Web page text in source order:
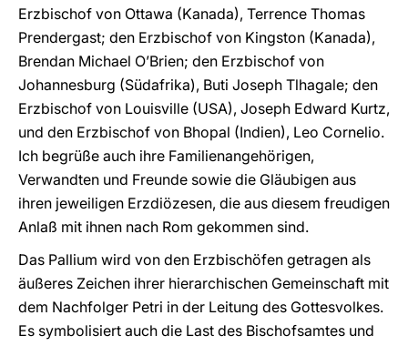
Erzbischof von Ottawa (Kanada), Terrence Thomas
Prendergast; den Erzbischof von Kingston (Kanada),
Brendan Michael O’Brien; den Erzbischof von
Johannesburg (Südafrika), Buti Joseph Tlhagale; den
Erzbischof von Louisville (USA), Joseph Edward Kurtz,
und den Erzbischof von Bhopal (Indien), Leo Cornelio.
Ich begrüße auch ihre Familienangehörigen,
Verwandten und Freunde sowie die Gläubigen aus
ihren jeweiligen Erzdiözesen, die aus diesem freudigen
Anlaß mit ihnen nach Rom gekommen sind.
Das Pallium wird von den Erzbischöfen getragen als
äußeres Zeichen ihrer hierarchischen Gemeinschaft mit
dem Nachfolger Petri in der Leitung des Gottesvolkes.
Es symbolisiert auch die Last des Bischofsamtes und